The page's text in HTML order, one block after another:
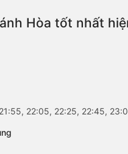
Hòa tốt nhất
22:05, 22:25, 22:45,